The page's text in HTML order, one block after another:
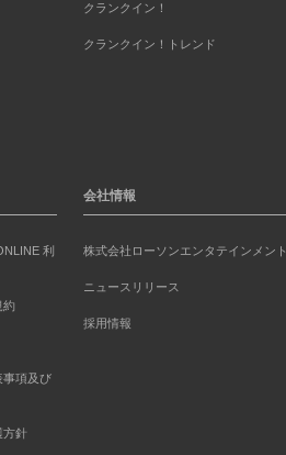
クランクイン！
クランクイン！トレンド
利
約
事項及び
方針
会社情報
株式会社ローソンエンタテインメント
ニュースリリース
採用情報